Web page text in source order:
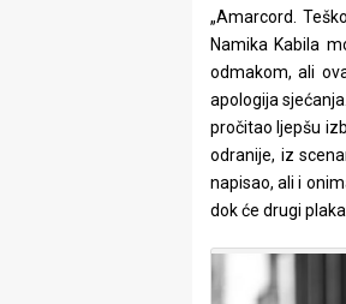
„Amarcord.
Namika Kabila
odmakom, ali
apologija
pročitao ljepšu
odranije, iz
napisao, ali i
dok će drugi